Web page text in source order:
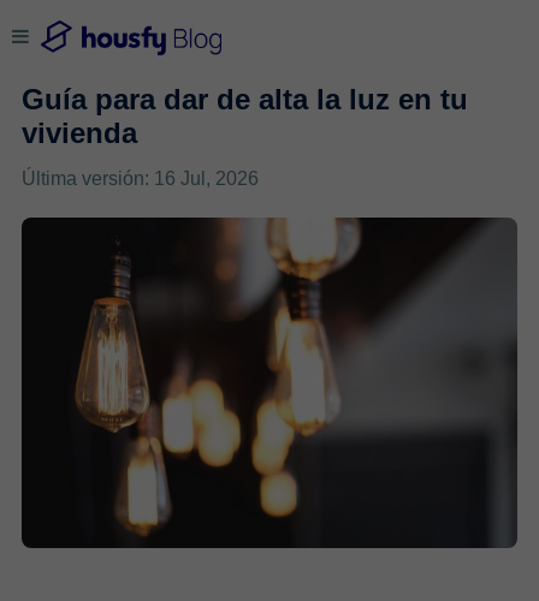
Guía para dar de alta la luz en tu
vivienda
Última versión: 16 Jul, 2026